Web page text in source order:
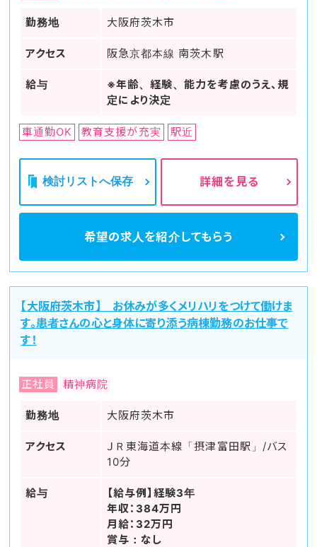
勤務地 大阪府茨木市
アクセス 阪急京都本線 南茨木駅
給与
※年齢、経験、能力を考慮のうえ、規
定により決定
車通勤OK 教育支援が充実 駅近
検討リストへ保存 詳細を見る
希望の求人を紹介してもらう
【大阪府茨木市】 お休みが多くメリハリをつけて働けま
す。患者さんの心と身体に寄り添う病棟勤務のお仕事で
す！
正社員 精神病院
勤務地 大阪府茨木市
アクセス
ＪＲ東海道本線「摂津富田駅」/バス
10分
給与
【給与例】経験3年
年収：384万円
月給：32万円
賞与：なし